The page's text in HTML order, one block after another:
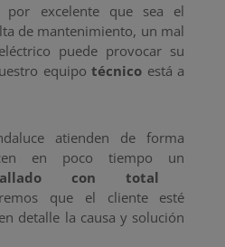
por excelente que sea el
de mantenimiento, un mal
puede provocar su
equipo técnico está a
atienden de forma
en poco tiempo un
con total
que el cliente esté
detalle la causa y solución